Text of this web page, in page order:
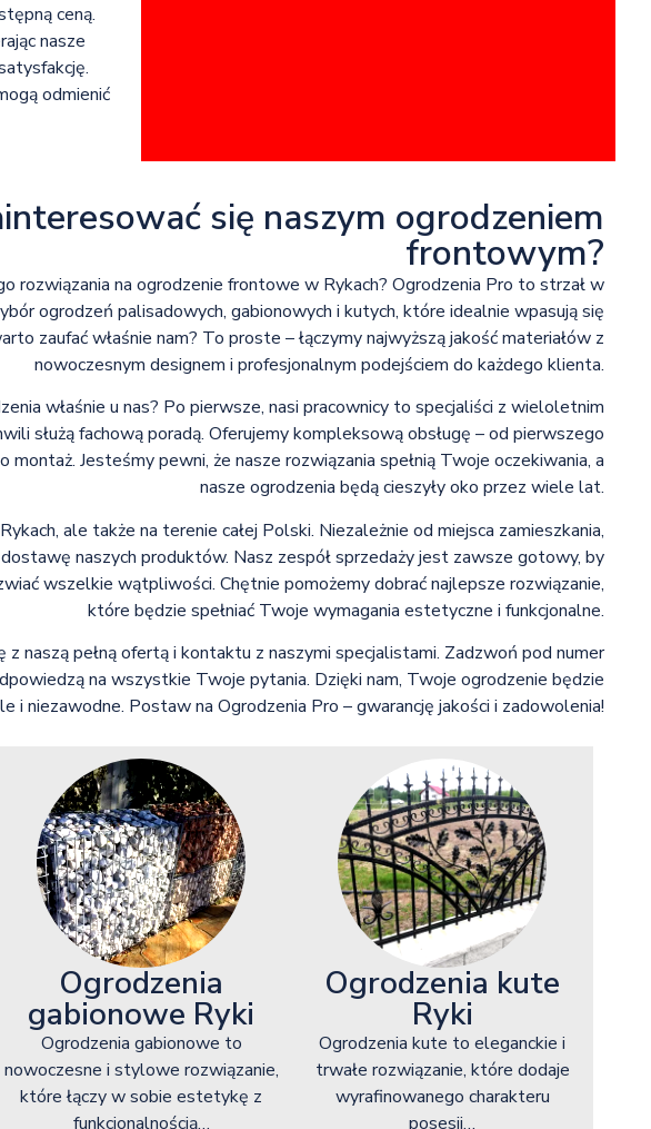
ceną.
nasze
odmienić
się naszym ogrodzeniem
frontowym?
rozwiązania na ogrodzenie frontowe w Rykach? Ogrodzenia Pro to strzał w
ogrodzeń palisadowych, gabionowych i kutych, które idealnie wpasują się
zaufać właśnie nam? To proste – łączymy najwyższą jakość materiałów z
nowoczesnym designem i profesjonalnym podejściem do każdego klienta.
właśnie u nas? Po pierwsze, nasi pracownicy to specjaliści z wieloletnim
służą fachową poradą. Oferujemy kompleksową obsługę – od pierwszego
Jesteśmy pewni, że nasze rozwiązania spełnią Twoje oczekiwania, a
nasze ogrodzenia będą cieszyły oko przez wiele lat.
ale także na terenie całej Polski. Niezależnie od miejsca zamieszkania,
naszych produktów. Nasz zespół sprzedaży jest zawsze gotowy, by
wszelkie wątpliwości. Chętnie pomożemy dobrać najlepsze rozwiązanie,
które będzie spełniać Twoje wymagania estetyczne i funkcjonalne.
z naszą pełną ofertą i kontaktu z naszymi specjalistami. Zadzwoń pod numer
na wszystkie Twoje pytania. Dzięki nam, Twoje ogrodzenie będzie
i niezawodne. Postaw na Ogrodzenia Pro – gwarancję jakości i zadowolenia!
Ogrodzenia
gabionowe Ryki
Ogrodzenia gabionowe to
nowoczesne i stylowe rozwiązanie,
które łączy w sobie estetykę z
funkcjonalnością…
Ogrodzenia kute
Ryki
Ogrodzenia kute to eleganckie i
trwałe rozwiązanie, które dodaje
wyrafinowanego charakteru
posesji…